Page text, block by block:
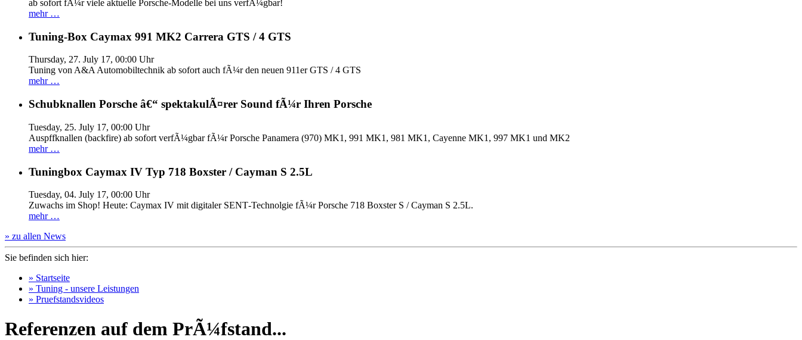
ab sofort fÃ¼r viele aktuelle Porsche-Modelle bei uns verfÃ¼gbar!
mehr …
Tuning-Box Caymax 991 MK2 Carrera GTS / 4 GTS
Thursday, 27. July 17, 00:00 Uhr
Tuning von A&A Automobiltechnik ab sofort auch fÃ¼r den neuen 911er GTS / 4 GTS
mehr …
Schubknallen Porsche â€“ spektakulÃ¤rer Sound fÃ¼r Ihren Porsche
Tuesday, 25. July 17, 00:00 Uhr
Auspffknallen (backfire) ab sofort verfÃ¼gbar fÃ¼r Porsche Panamera (970) MK1, 991 MK1, 981 MK1, Cayenne MK1, 997 MK1 und MK2
mehr …
Tuningbox Caymax IV Typ 718 Boxster / Cayman S 2.5L
Tuesday, 04. July 17, 00:00 Uhr
Zuwachs im Shop! Heute: Caymax IV mit digitaler SENT‐Technolgie fÃ¼r Porsche 718 Boxster S / Cayman S 2.5L.
mehr …
» zu allen News
Sie befinden sich hier:
» Startseite
» Tuning - unsere Leistungen
» Pruefstandsvideos
Referenzen auf dem PrÃ¼fstand...